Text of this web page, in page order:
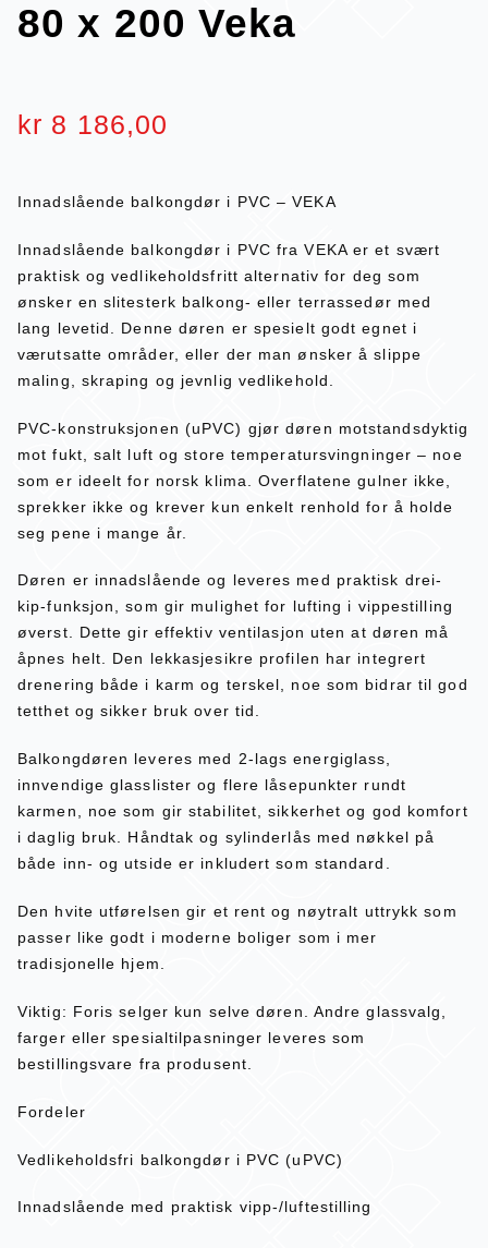
80 x 200 Veka
kr 8 186,00
Innadslående balkongdør i PVC – VEKA
Innadslående balkongdør i PVC fra VEKA er et svært
praktisk og vedlikeholdsfritt alternativ for deg som
ønsker en slitesterk balkong- eller terrassedør med
lang levetid. Denne døren er spesielt godt egnet i
værutsatte områder, eller der man ønsker å slippe
maling, skraping og jevnlig vedlikehold.
PVC-konstruksjonen (uPVC) gjør døren motstandsdyktig
mot fukt, salt luft og store temperatursvingninger – noe
som er ideelt for norsk klima. Overflatene gulner ikke,
sprekker ikke og krever kun enkelt renhold for å holde
seg pene i mange år.
Døren er innadslående og leveres med praktisk drei-
kip-funksjon, som gir mulighet for lufting i vippestilling
øverst. Dette gir effektiv ventilasjon uten at døren må
åpnes helt. Den lekkasjesikre profilen har integrert
drenering både i karm og terskel, noe som bidrar til god
tetthet og sikker bruk over tid.
Balkongdøren leveres med 2-lags energiglass,
innvendige glasslister og flere låsepunkter rundt
karmen, noe som gir stabilitet, sikkerhet og god komfort
i daglig bruk. Håndtak og sylinderlås med nøkkel på
både inn- og utside er inkludert som standard.
Den hvite utførelsen gir et rent og nøytralt uttrykk som
passer like godt i moderne boliger som i mer
tradisjonelle hjem.
Viktig: Foris selger kun selve døren. Andre glassvalg,
farger eller spesialtilpasninger leveres som
bestillingsvare fra produsent.
Fordeler
Vedlikeholdsfri balkongdør i PVC (uPVC)
Innadslående med praktisk vipp-/luftestilling